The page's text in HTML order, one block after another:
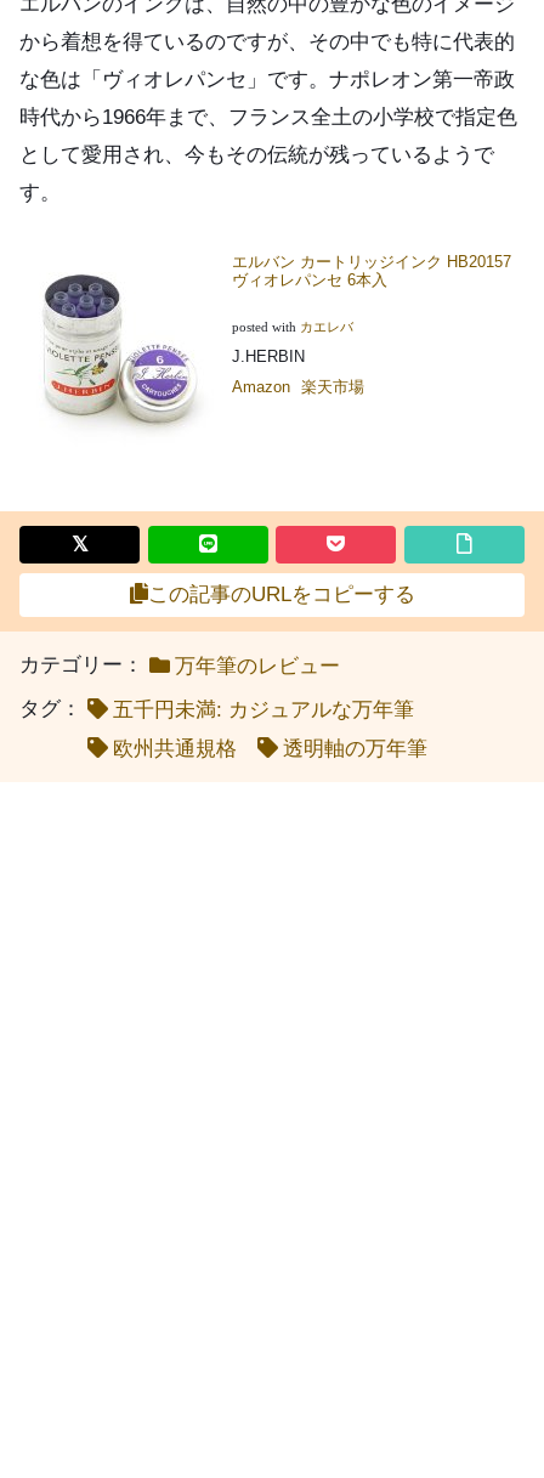
から着想を得ているのですが、その中でも特に代表的
な色は「ヴィオレパンセ」です。ナポレオン第一帝政
時代から1966年まで、フランス全土の小学校で指定色
として愛用され、今もその伝統が残っているようで
す。
エルバン カートリッジインク HB20157
ヴィオレパンセ 6本入
posted with カエレバ
J.HERBIN
Amazon 楽天市場
この記事のURLをコピーする
カテゴリー：
万年筆のレビュー
タグ：
五千円未満: カジュアルな万年筆
欧州共通規格
透明軸の万年筆